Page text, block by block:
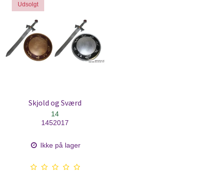
Udsolgt
Skjold og Sværd
14
1452017
Ikke på lager